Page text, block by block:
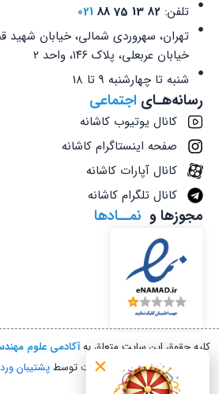
تلفن: 82 13 75 88
021
تهران، سهروردی شمالی، خیابان شهید
خیابان عربعلی، پلاک ۱۴۶، واحد ۲
شنبه تا چهارشنبه 9 تا 18
رسانه‌هـای اجتماعی
کانال یوتیوب کاشانه
صفحه اینستاگرام کاشانه
کانال آپارات کاشانه
کانال تلگرام کاشانه
مجوزها و نمــادها
کلیه حقوق این سایت متعلق بهآکادمی علوم
سایتتوسطپشتیبان